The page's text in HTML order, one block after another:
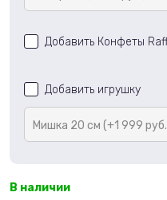
Добавить Конфеты
Добавить игрушку
Мишка 20 см (+1 999
В наличии